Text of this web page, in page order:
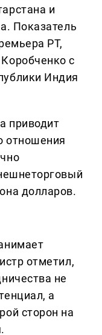
и
Показатель
РТ,
с
Индия
приводит
отношения
долларов.
отметил,
не
а
сторон на